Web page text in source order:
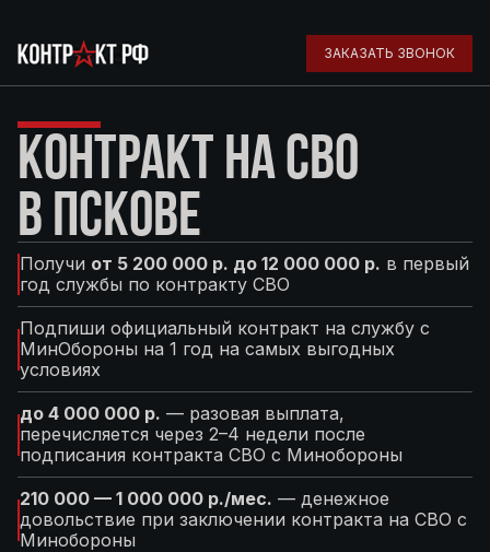
ЗАКАЗАТЬ ЗВОНОК
КОНТРАКТ НА СВО
В ПСКОВЕ
Получи от 5 200 000 р. до 12 000 000 р. в первый
год службы по контракту СВО
Подпиши официальный контракт на службу с
МинОбороны на 1 год на самых выгодных
условиях
до 4 000 000 р. — разовая выплата,
перечисляется через 2–4 недели после
подписания контракта СВО с Минобороны
210 000 — 1 000 000 р./мес. — денежное
довольствие при заключении контракта на СВО с
Минобороны